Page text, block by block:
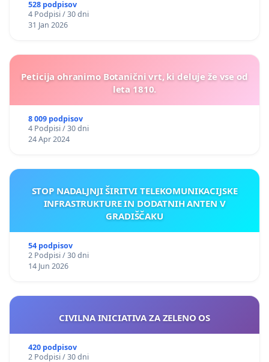
528 podpisov
4 Podpisi / 30 dni
31 Jan 2026
Peticija ohranimo Botanični vrt, ki deluje že vse od
leta 1810.
8 009 podpisov
4 Podpisi / 30 dni
24 Apr 2024
STOP NADALJNJI ŠIRITVI TELEKOMUNIKACIJSKE
INFRASTRUKTURE IN DODATNIH ANTEN V
GRADIŠČAKU
54 podpisov
2 Podpisi / 30 dni
14 Jun 2026
CIVILNA INICIATIVA ZA ZELENO OS
420 podpisov
2 Podpisi / 30 dni